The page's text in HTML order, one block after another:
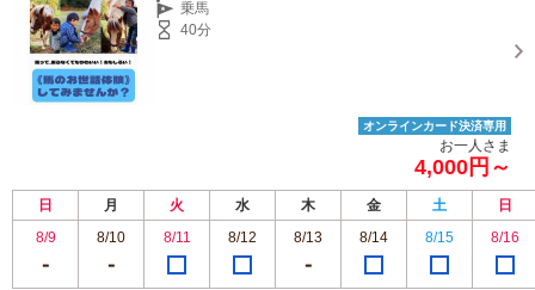
乗馬
40分
オンラインカード決済専用
お一人さま
4,000円～
日 月 火 水 木 金 土
日
8/9
8/10 8/11 8/12 8/13 8/14 8/15 8/16